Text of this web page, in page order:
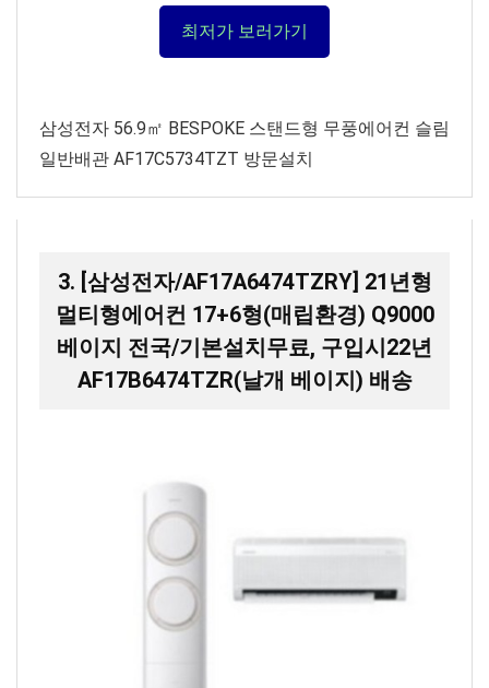
최저가 보러가기
삼성전자 56.9㎡ BESPOKE 스탠드형 무풍에어컨 슬림
일반배관 AF17C5734TZT 방문설치
3. [삼성전자/AF17A6474TZRY] 21년형
멀티형에어컨 17+6형(매립환경) Q9000
베이지 전국/기본설치무료, 구입시22년
AF17B6474TZR(날개 베이지) 배송